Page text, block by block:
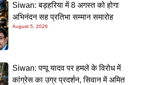
Siwan: बड़हरिया में 8 अगस्त को होगा
अभिनंदन सह प्रतिभा सम्मान समारोह
August 5, 2026
Siwan: पप्पू यादव पर हमले के विरोध में
कांग्रेस का उग्र प्रदर्शन, सिवान में अमित